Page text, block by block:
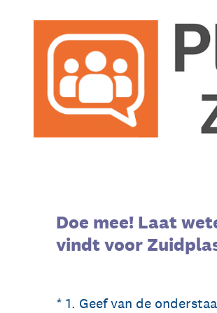
Doe mee! Laat
vindt voor
* 1. Geef van de
(Vereist.)